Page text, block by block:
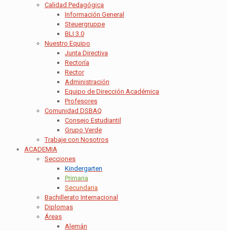
Calidad Pedagógica
Información General
Steuergruppe
BLI 3.0
Nuestro Equipo
Junta Directiva
Rectoría
Rector
Administración
Equipo de Dirección Académica
Profesores
Comunidad DSBAQ
Consejo Estudiantil
Grupo Verde
Trabaje con Nosotros
ACADEMIA
Secciones
Kindergarten
Primaria
Secundaria
Bachillerato Internacional
Diplomas
Áreas
Alemán